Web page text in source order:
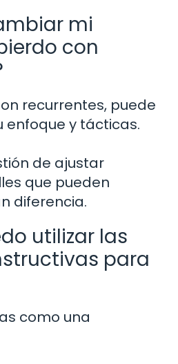
mi
con
recurrentes, puede
enfoque y tácticas.
de ajustar
que pueden
diferencia.
utilizar las
para
como una